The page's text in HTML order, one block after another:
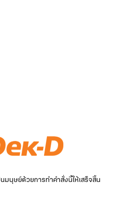
มนุษย์ด้วยการทำคำสั่งนี้ให้เสร็จสิ้น